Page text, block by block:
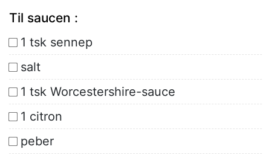
Til saucen :
1 tsk sennep
salt
1 tsk Worcestershire-sauce
1 citron
peber